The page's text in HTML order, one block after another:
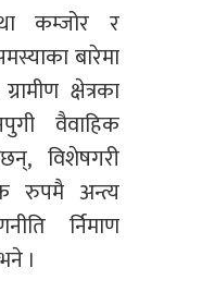
कम्जोर र
बारेमा
क्षेत्रका
वैवाहिक
विशेषगरी
रुपमै अन्त्य
र्निमाण
।